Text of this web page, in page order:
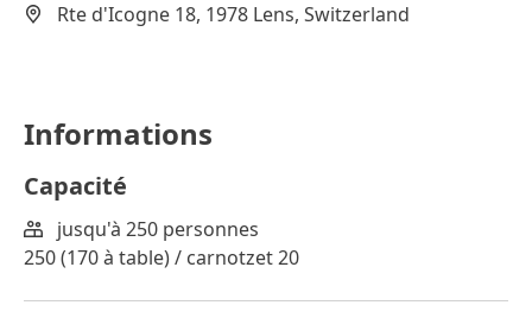
Rte d'Icogne 18, 1978 Lens, Switzerland
Informations
Capacité
jusqu'à 250 personnes
250 (170 à table) / carnotzet 20